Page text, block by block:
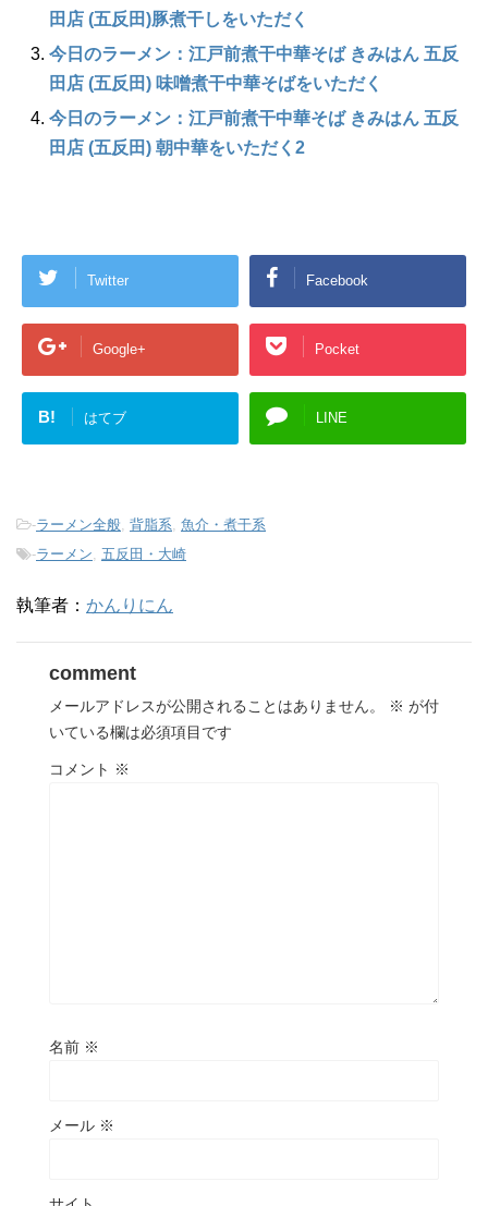
田店 (五反田)豚煮干しをいただく
今日のラーメン：江戸前煮干中華そば きみはん 五反
田店 (五反田) 味噌煮干中華そばをいただく
今日のラーメン：江戸前煮干中華そば きみはん 五反
田店 (五反田) 朝中華をいただく2
Twitter Facebook
Google+ Pocket
B! はてブ LINE
-ラーメン全般 背脂系 魚介・煮干系
-ラーメン 五反田・大崎
執筆者： かんりにん
comment
メールアドレスが公開されることはありません。 ※ が付
いている欄は必須項目です
コメント ※
名前 ※
メール ※